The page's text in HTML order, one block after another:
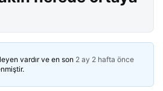
vardır ve en son 2 ay 2 hafta önce